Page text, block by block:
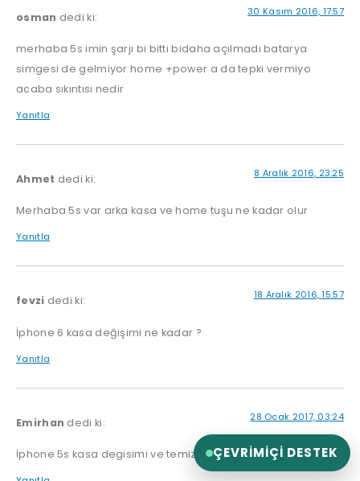
osman dedi ki: 30 Kasım 2016, 17:57
merhaba 5s imin şarjı bi bitti bidaha açılmadı batarya
simgesi de gelmiyor home +power a da tepki vermiyo
acaba sıkıntısı nedir
Yanıtla
Ahmet dedi ki: 8 Aralık 2016, 23:25
Merhaba 5s var arka kasa ve home tuşu ne kadar olur
Yanıtla
fevzi dedi ki: 18 Aralık 2016, 15:57
İphone 6 kasa değişimi ne kadar ?
Yanıtla
Emirhan dedi ki: 28 Ocak 2017, 03:24
İphone 5s kasa degisimi ve temizligi ne kadara olur?
ÇEVRIMIÇI DESTEK